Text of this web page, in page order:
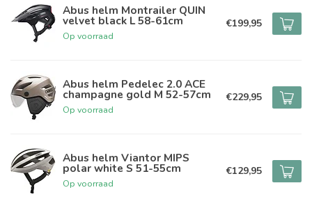
Abus helm Montrailer QUIN
velvet black L 58-61cm
Op voorraad
€199,95
Abus helm Pedelec 2.0 ACE
champagne gold M 52-57cm
Op voorraad
€229,95
Abus helm Viantor MIPS
polar white S 51-55cm
Op voorraad
€129,95